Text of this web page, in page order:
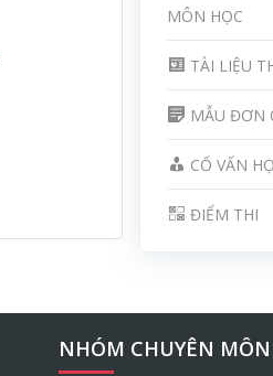
MÔN HỌC
TÀI LIỆU
MẪU ĐƠN
CỐ VẤN
ĐIỂM THI
NHÓM CHUYÊN MÔN